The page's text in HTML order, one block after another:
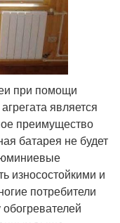
при помощи
является
преимущество
батарея не будет
износостойкими и
потребители